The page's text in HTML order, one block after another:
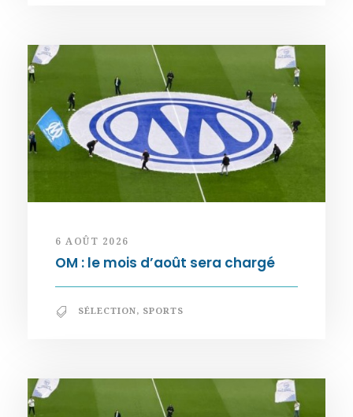
6 AOÛT 2026
OM : le mois d’août sera chargé
SÉLECTION, SPORTS